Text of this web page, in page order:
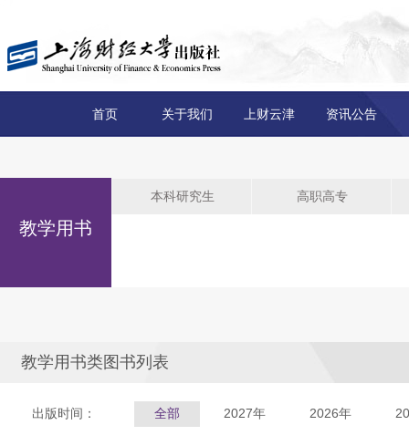
首页 关于我们 上财云津 资讯公告
教学用书
本科研究生 高职高专
教学用书类图书列表
出版时间： 全部 2027年 2026年